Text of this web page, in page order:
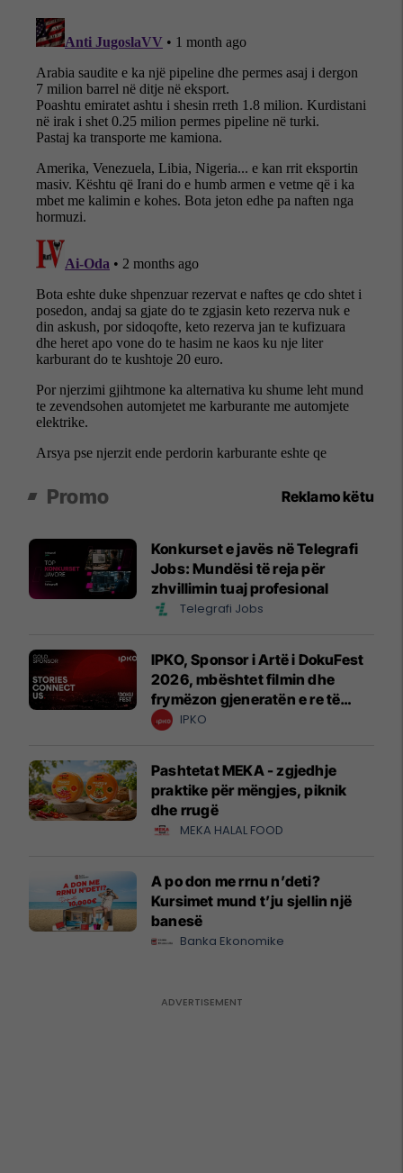
Promo Reklamo këtu
Konkurset e javës në Telegrafi
Jobs: Mundësi të reja për
zhvillimin tuaj profesional
Telegrafi Jobs
IPKO, Sponsor i Artë i DokuFest
2026, mbështet filmin dhe
frymëzon gjeneratën e re të
krijuesve
IPKO
Pashtetat MEKA - zgjedhje
praktike për mëngjes, piknik
dhe rrugë
MEKA HALAL FOOD
A po don me rrnu n’deti?
Kursimet mund t’ju sjellin një
banesë
Banka Ekonomike